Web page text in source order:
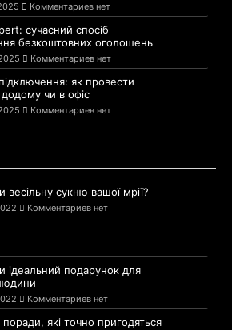
Комментариев нет
сучасний спосіб
безкоштовних оголошень
Комментариев нет
як провести
додому чи в офіс
Комментариев нет
весільну сукню вашої мрії?
Комментариев нет
ідеальний подарунок для
Комментариев нет
поради, які точно пригодяться